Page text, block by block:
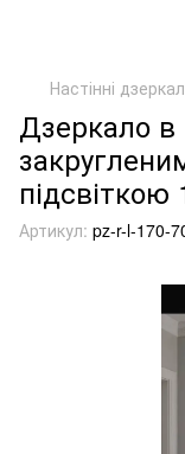
Настінні
Дзеркало в
підсвіткою
Артикул: pz-r-l-170-